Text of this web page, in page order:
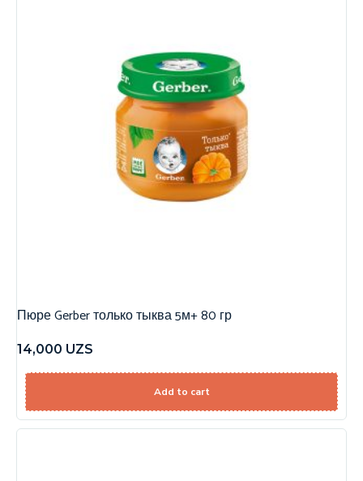
Пюре Gerber только тыква 5м+ 80 гр
14,000 UZS
Add to cart